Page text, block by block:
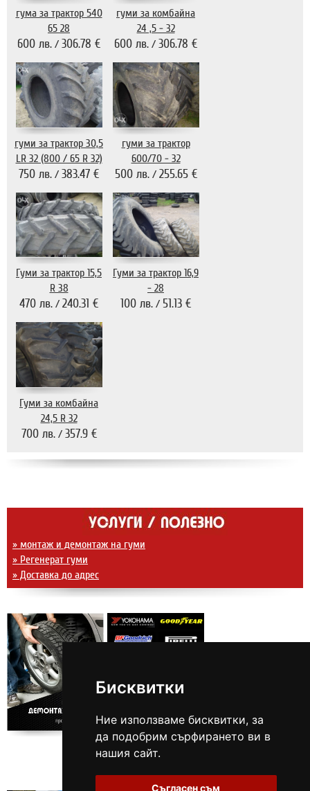
Бисквитки
Ние използваме бисквитки, за
да подобрим сърфирането ви в
нашия сайт.
Съгласен съм
гума за трактор 540
65 28
600 лв. / 306.78 €
гуми за комбайна
24 ,5 - 32
600 лв. / 306.78 €
гуми за трактор 30,5
LR 32 (800 / 65 R 32)
750 лв. / 383.47 €
гуми за трактор
600/70 - 32
500 лв./ 255.65 €
Гуми за трактор 15,5
R 38
470 лв. / 240.31 €
Гуми за трактор 16,9
- 28
100 лв. / 51.13 €
Гуми за комбайна
24,5 R 32
700 лв./ 357.9 €
» монтаж и демонтаж на гуми
» Регенерат гуми
» Доставка до адрес